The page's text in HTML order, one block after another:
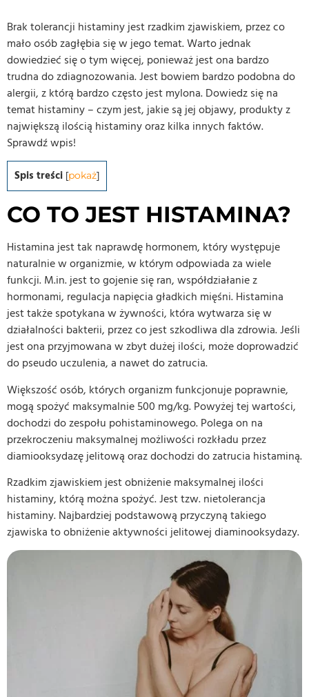
Brak tolerancji histaminy jest rzadkim zjawiskiem, przez co
mało osób zagłębia się w jego temat. Warto jednak
dowiedzieć się o tym więcej, ponieważ jest ona bardzo
trudna do zdiagnozowania. Jest bowiem bardzo podobna do
alergii, z którą bardzo często jest mylona. Dowiedz się na
temat histaminy – czym jest, jakie są jej objawy, produkty z
największą ilością histaminy oraz kilka innych faktów.
Sprawdź wpis!
Spis treści [pokaż]
CO TO JEST HISTAMINA?
Histamina jest tak naprawdę hormonem, który występuje
naturalnie w organizmie, w którym odpowiada za wiele
funkcji. M.in. jest to gojenie się ran, współdziałanie z
hormonami, regulacja napięcia gładkich mięśni. Histamina
jest także spotykana w żywności, która wytwarza się w
działalności bakterii, przez co jest szkodliwa dla zdrowia. Jeśli
jest ona przyjmowana w zbyt dużej ilości, może doprowadzić
do pseudo uczulenia, a nawet do zatrucia.
Większość osób, których organizm funkcjonuje poprawnie,
mogą spożyć maksymalnie 500 mg/kg. Powyżej tej wartości,
dochodzi do zespołu pohistaminowego. Polega on na
przekroczeniu maksymalnej możliwości rozkładu przez
diamiooksydazę jelitową oraz dochodzi do zatrucia histaminą.
Rzadkim zjawiskiem jest obniżenie maksymalnej ilości
histaminy, którą można spożyć. Jest tzw. nietolerancja
histaminy. Najbardziej podstawową przyczyną takiego
zjawiska to obniżenie aktywności jelitowej diaminooksydazy.